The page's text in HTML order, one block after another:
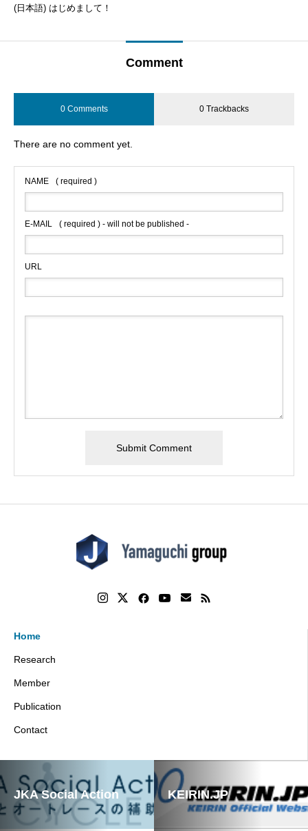
(日本語) はじめまして！
Comment
0 Comments 0 Trackbacks
There are no comment yet.
NAME ( required )
E-MAIL ( required ) - will not be published -
URL
Home
Research
Member
Publication
Contact
JKA Social Action KEIRIN.JP